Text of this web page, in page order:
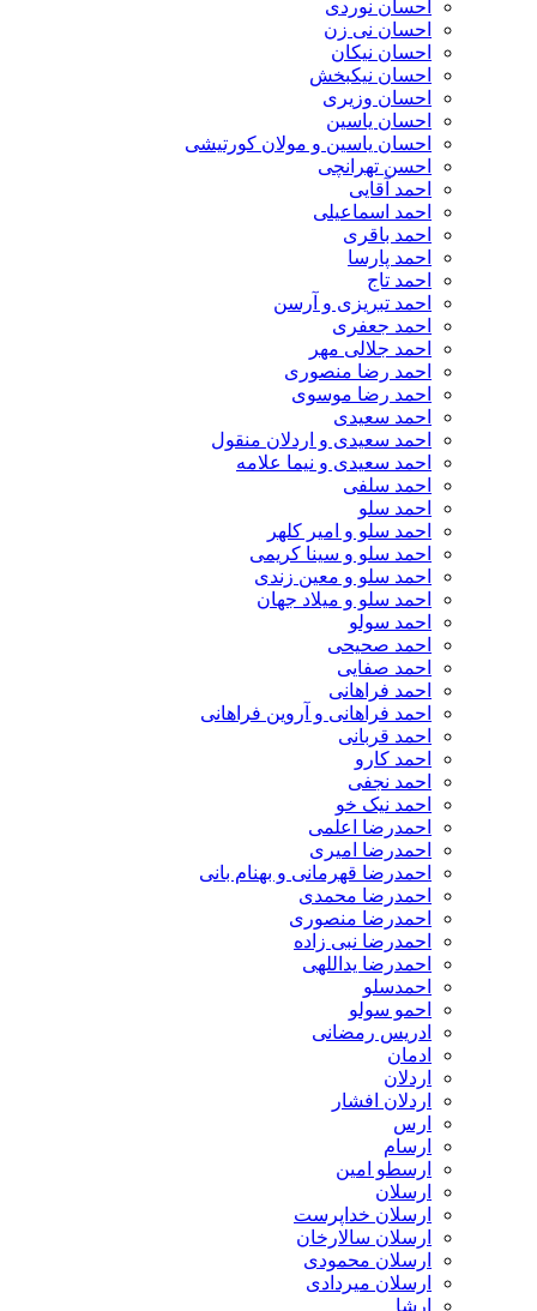
احسان نوردی
احسان نی زن
احسان نیکان
احسان نیکبخش
احسان وزیری
احسان یاسین
احسان یاسین و مولان کورتیشی
احسن تهرانچی
احمد آقایی
احمد اسماعیلی
احمد باقری
احمد پارسا
احمد تاج
احمد تبریزی و آرسن
احمد جعفری
احمد جلالی مهر
احمد رضا منصوری
احمد رضا موسوی
احمد سعیدی
احمد سعیدی و اردلان منقول
احمد سعیدی و نیما علامه
احمد سلفی
احمد سلو
احمد سلو و امیر کلهر
احمد سلو و سینا کریمی
احمد سلو و معین زندی
احمد سلو و میلاد جهان
احمد سولو
احمد صحیحی
احمد صفایی
احمد فراهانی
احمد فراهانی و آروین فراهانی
احمد قربانی
احمد کارو
احمد نجفی
احمد نیک خو
احمدرضا اعلمی
احمدرضا امیری
احمدرضا قهرمانی و بهنام بانی
احمدرضا محمدی
احمدرضا منصوری
احمدرضا نبی زاده
احمدرضا یداللهی
احمدسلو
احمو سولو
ادریس رمضانی
ادمان
اردلان
اردلان افشار
ارس
ارسام
ارسطو امین
ارسلان
ارسلان خداپرست
ارسلان سالارخان
ارسلان محمودی
ارسلان میردادی
ارشا